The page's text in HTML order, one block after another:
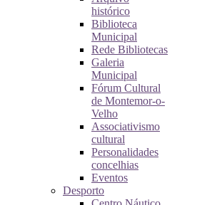
histórico
Biblioteca
Municipal
Rede Bibliotecas
Galeria
Municipal
Fórum Cultural
de Montemor-o-
Velho
Associativismo
cultural
Personalidades
concelhias
Eventos
Desporto